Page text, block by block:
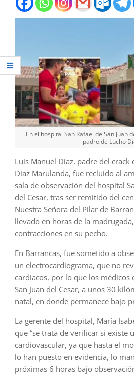
En el hospital San Rafael de San Juan
padre de Lucho
Luis Manuel Díaz, padre del
Díaz Marulanda, fue recluido al
sala de observación del hospital
del Cesar, tras ser remitido del
Nuestra Señora del Pilar de
llevado en horas de la
contracciones en su pecho.
En Barrancas, fue sometido a
un electrocardiograma, que no
cardiacos, por lo que los médicos
San Juan del Cesar, a unos 30
natal, en donde permanece bajo
La gerente del hospital, María
que “se trata de verificar si existe
cardiovascular, ya que hasta el
lo han puesto en evidencia, lo
próximas 6 horas bajo